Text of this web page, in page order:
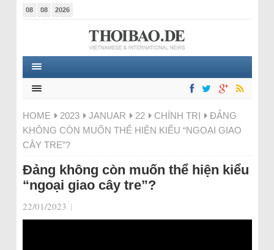
08 08 2026
HOME 2023 JANUAR 22 CHÍNH TRỊ
ĐẢNG
KHÔNG CÒN MUỐN THỂ HIỆN KIỂU “NGOẠI GIAO
CÂY TRE”?
Đảng không còn muốn thể hiện kiểu
“ngoại giao cây tre”?
22/01/2023 |